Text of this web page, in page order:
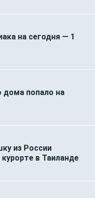
на сегодня — 1
попало на
из России
в Таиланде